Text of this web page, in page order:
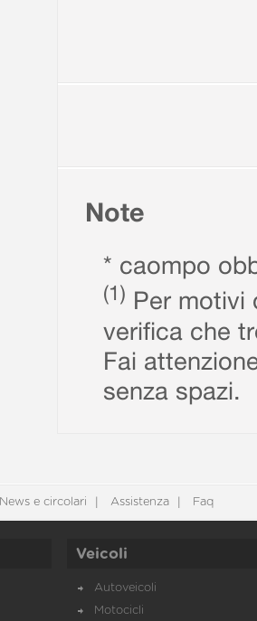
Note
* caompo
(1) Per motivi
verifica che
Fai
senza spazi.
News e circolari Assistenza Faq
Veicoli
Autoveicoli
Motocicli